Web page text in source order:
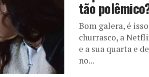
tão
Bom galera, é
churrasco, a
e a sua quarta e
no...